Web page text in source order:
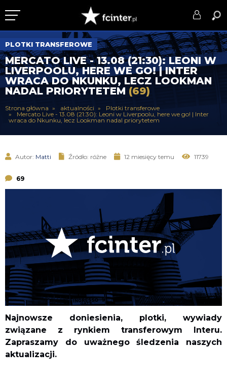
KLUB
DRUŻYNA
SERIE A
PUCHARY
SERWIS
PLOTKI TRANSFEROWE
MERCATO LIVE - 13.08 (21:30): LEONI W
LIVERPOOLU, HERE WE GO! | INTER
WRACA DO NKUNKU, LECZ LOOKMAN
NADAL PRIORYTETEM (69)
Strona główna aktualności
Plotki transferowe
Mercato Live - 13.08 (21:30): Leoni w Liverpoolu, here we go! | Inter
wraca do Nkunku, lecz Lookman nadal priorytetem
Autor: Matti Źródło: różne 12 miesięcy temu 11739
69
Najnowsze doniesienia, plotki, wywiady
związane z rynkiem transferowym Interu.
Zapraszamy do uważnego śledzenia naszych
aktualizacji.